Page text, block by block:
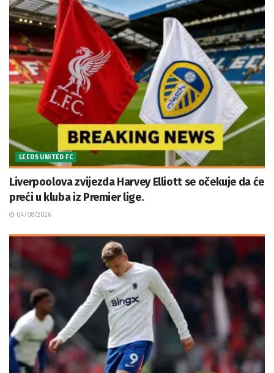
LEEDS UNITED FC
Liverpoolova zvijezda Harvey Elliott se očekuje da će
preći u kluba iz Premier lige.
04/08/2026